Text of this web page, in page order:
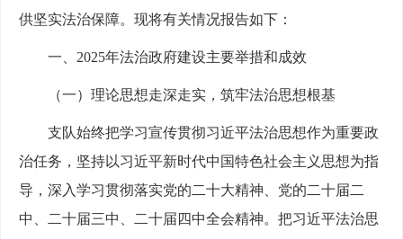
供坚实法治保障。现将有关情况报告如下：
一、2025年法治政府建设主要举措和成效
（一）理论思想走深走实，筑牢法治思想根基
支队始终把学习宣传贯彻习近平法治思想作为重要政
治任务，坚持以习近平新时代中国特色社会主义思想为指
导，深入学习贯彻落实党的二十大精神、党的二十届二
中、二十届三中、二十届四中全会精神。把习近平法治思